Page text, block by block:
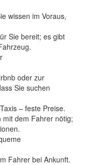
wissen im Voraus,
Sie bereit; es gibt
oder zur
Sie suchen
– feste Preise.
mit dem Fahrer nötig;
Fahrer bei Ankunft.